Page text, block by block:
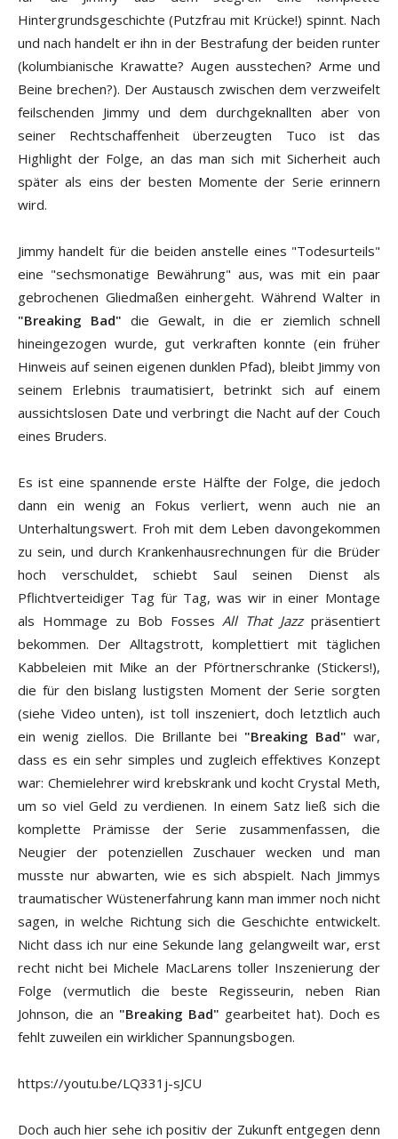
Hintergrundsgeschichte (Putzfrau mit Krücke!) spinnt. Nach
und nach handelt er ihn in der Bestrafung der beiden runter
(kolumbianische Krawatte? Augen ausstechen? Arme und
Beine brechen?). Der Austausch zwischen dem verzweifelt
feilschenden Jimmy und dem durchgeknallten aber von
seiner Rechtschaffenheit überzeugten Tuco ist das
Highlight der Folge, an das man sich mit Sicherheit auch
später als eins der besten Momente der Serie erinnern
wird.
Jimmy handelt für die beiden anstelle eines "Todesurteils"
eine "sechsmonatige Bewährung" aus, was mit ein paar
gebrochenen Gliedmaßen einhergeht. Während Walter in
"Breaking Bad" die Gewalt, in die er ziemlich schnell
hineingezogen wurde, gut verkraften konnte (ein früher
Hinweis auf seinen eigenen dunklen Pfad), bleibt Jimmy von
seinem Erlebnis traumatisiert, betrinkt sich auf einem
aussichtslosen Date und verbringt die Nacht auf der Couch
eines Bruders.
Es ist eine spannende erste Hälfte der Folge, die jedoch
dann ein wenig an Fokus verliert, wenn auch nie an
Unterhaltungswert. Froh mit dem Leben davongekommen
zu sein, und durch Krankenhausrechnungen für die Brüder
hoch verschuldet, schiebt Saul seinen Dienst als
Pflichtverteidiger Tag für Tag, was wir in einer Montage
als Hommage zu Bob Fosses All That Jazz präsentiert
bekommen. Der Alltagstrott, komplettiert mit täglichen
Kabbeleien mit Mike an der Pförtnerschranke (Stickers!),
die für den bislang lustigsten Moment der Serie sorgten
(siehe Video unten), ist toll inszeniert, doch letztlich auch
ein wenig ziellos. Die Brillante bei "Breaking Bad" war,
dass es ein sehr simples und zugleich effektives Konzept
war: Chemielehrer wird krebskrank und kocht Crystal Meth,
um so viel Geld zu verdienen. In einem Satz ließ sich die
komplette Prämisse der Serie zusammenfassen, die
Neugier der potenziellen Zuschauer wecken und man
musste nur abwarten, wie es sich abspielt. Nach Jimmys
traumatischer Wüstenerfahrung kann man immer noch nicht
sagen, in welche Richtung sich die Geschichte entwickelt.
Nicht dass ich nur eine Sekunde lang gelangweilt war, erst
recht nicht bei Michele MacLarens toller Inszenierung der
Folge (vermutlich die beste Regisseurin, neben Rian
Johnson, die an "Breaking Bad" gearbeitet hat). Doch es
fehlt zuweilen ein wirklicher Spannungsbogen.
https://youtu.be/LQ331j-sJCU
Doch auch hier sehe ich positiv der Zukunft entgegen denn